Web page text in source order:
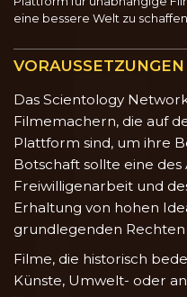
eine bessere Welt zu schaffen.
VORAUSSETZUNGEN
Das Scientology
Filmemachern, die auf
Plattform sind, um ihre
Botschaft sollte eine des
Freiwilligenarbeit und
Erhaltung von hohen
grundlegenden Rechten
Filme, die historisch
Künste, Umwelt- oder